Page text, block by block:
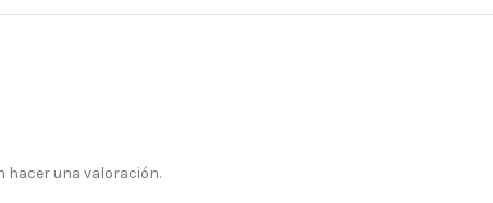
hacer una valoración.